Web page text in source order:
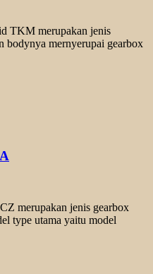
TKM merupakan jenis
bodynya mernyerupai gearbox
merupakan jenis gearbox
type utama yaitu model